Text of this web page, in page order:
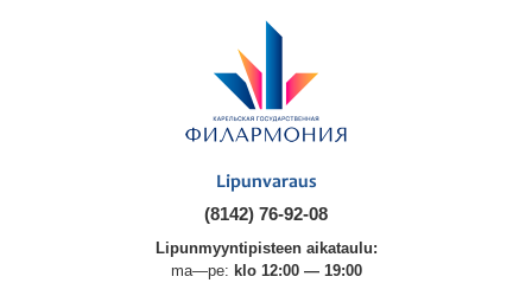
Lipunvaraus
(8142) 76-92-08
Lipunmyyntipisteen aikataulu:
ma—pe: klo 12:00 — 19:00